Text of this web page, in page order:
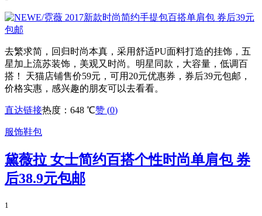
去繁求简，回归时尚本真，采用舒适PU面料打造的挂饰，五
星加上流苏装饰，美观又时尚。明星同款，大容量，低调百
搭！ 天猫店铺售价59元，可用20元优惠券，券后39元包邮，
价格实惠，感兴趣的朋友可以去看看。
直达链接热度：648 ℃赞 (0)
服饰鞋包
黛薇拉 女士简约百搭个性时尚单肩包 券
后38.9元包邮
1